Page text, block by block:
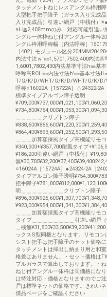
タッチメントねじレスアングル枠用
大型把手把手障子（ガラス入り完成
入り完成品）引違い網戸（中桟付）
※H≦2,408mmのみ 対応可能引違い
ングル一体枠ねじ付アングル一体枠
ングル枠用呼称幅［内法呼称］
［402］モジュール区分
内法寸法ｗ’㎜1,5701,7502,400内法基
1,6001,7802,430内法基準寸法h㎜基
呼称高ROH㎜内法寸法h'㎜基本寸法H
T/G/K/D/WHT/G/K/D/WHT/G/K/D/
呼称○16022A［15722A］△24322-2A
標準タイプアルゴン障子透明
＿＿＿＿＿クリプトン障子
＿＿＿加算額採風タイプ高機能リモ
¥340,300+¥357,700耐風タイプ
¥186,200引違い網戸（中桟付）
無
○16024A［15724A］●24324-2A［
タイプアルゴン障子透明
把手障子
明＿＿＿＿＿＿＿＿クリプトン障子
＿＿＿加算額採風タイプ高機能リモ
タイプ＿＿＿＿＿＿＿＿引違い網戸
＿桟無
ックスS型同梱となります。リモコ
シスト把手は把手障子のセット価格
タッチメントは掃出し納まり用と和
格差はありません。・セット価格は
プルガラスで算出しております。・
ねじ付アングル一体枠は同価格にな
は特注対応・価格となりますのでご
戸は標準ネットの価格です。きれい
償品ページをご確認ください